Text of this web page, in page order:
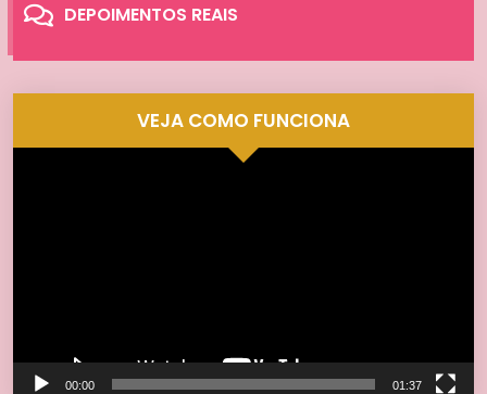
DEPOIMENTOS REAIS
VEJA COMO FUNCIONA
00:00 01:37